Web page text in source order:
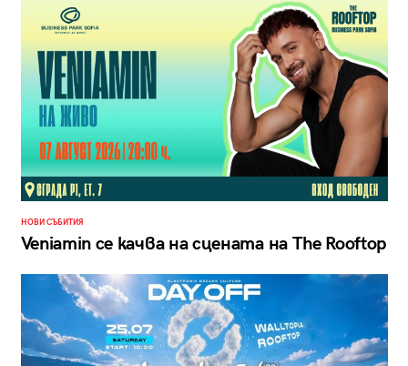
НОВИ СЪБИТИЯ
Veniamin се качва на сцената на The Rooftop